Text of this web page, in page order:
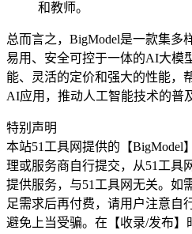
和教师。
总而言之，BigModel是一款集多
易用、安全可控于一体的AI大模
能、灵活的定价和强大的性能，
AI应用，推动人工智能技术的普
特别声明
本站51工具网提供的【BigModel
理或服务商自行提交，从51工具
提供服务，与51工具网无关。如
足需求后再付费，请用户注意自
避免上当受骗。在【收录/发布